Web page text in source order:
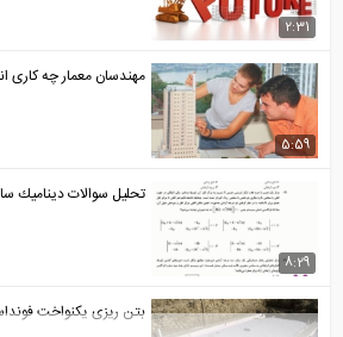
2:31
5:59
مهندسان معمار چه کاری
8:29
تحليل سوالات ديناميك سازه
بتن ریزی یکنواخت